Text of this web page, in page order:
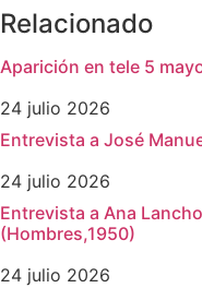
Relacionado
Aparición en tele 5
24 julio 2026
Entrevista a José
24 julio 2026
Entrevista a Ana
(Hombres,1950)
24 julio 2026